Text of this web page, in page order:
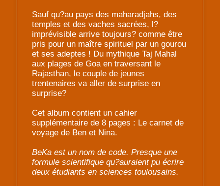
Sauf qu?au pays des maharadjahs, des
temples et des vaches sacrées, l?
imprévisible arrive toujours? comme être
pris pour un maître spirituel par un gourou
et ses adeptes ! Du mythique Taj Mahal
aux plages de Goa en traversant le
Rajasthan, le couple de jeunes
trentenaires va aller de surprise en
surprise?
Cet album contient un cahier
supplémentaire de 8 pages : Le carnet de
voyage de Ben et Nina.
BeKa est un nom de code. Presque une
formule scientifique qu?auraient pu écrire
deux étudiants en sciences toulousains.